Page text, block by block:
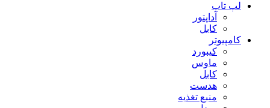
لپ تاپ
آداپتور
کابل
کامپیوتر
کیبورد
ماوس
کابل
هدست
منبع تغذیه